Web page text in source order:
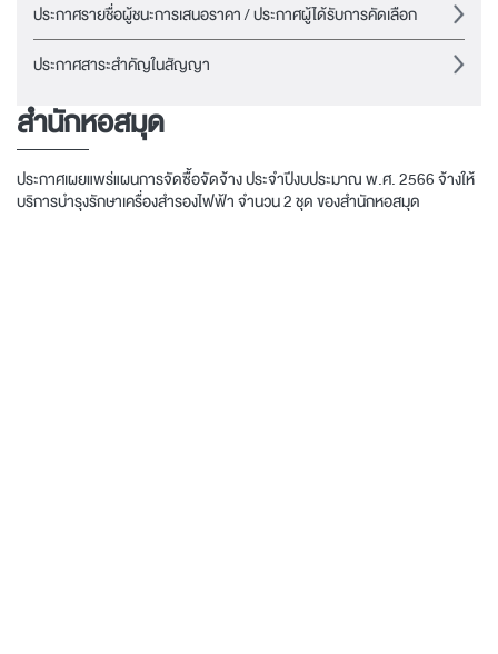
ประกาศรายชื่อผู้ชนะการเสนอราคา / ประกาศผู้ได้รับการคัดเลือก
ประกาศสาระสำคัญในสัญญา
สำนักหอสมุด
ประกาศเผยแพร่แผนการจัดซื้อจัดจ้าง ประจำปีงบประมาณ พ.ศ. 2566 จ้างให้
บริการบำรุงรักษาเครื่องสำรองไฟฟ้า จำนวน 2 ชุด ของสำนักหอสมุด